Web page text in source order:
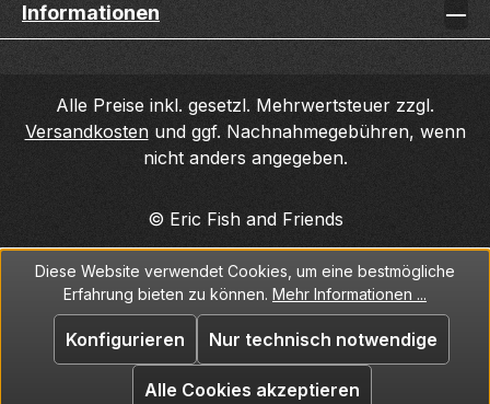
Informationen
Alle Preise inkl. gesetzl. Mehrwertsteuer zzgl.
Versandkostenund ggf. Nachnahmegebühren, wenn
nicht anders angegeben.
© Eric Fish and Friends
Diese Website verwendet Cookies, um eine bestmögliche
Erfahrung bieten zu können. Mehr Informationen ...
Nur technisch notwendige
Konfigurieren
Alle Cookies akzeptieren